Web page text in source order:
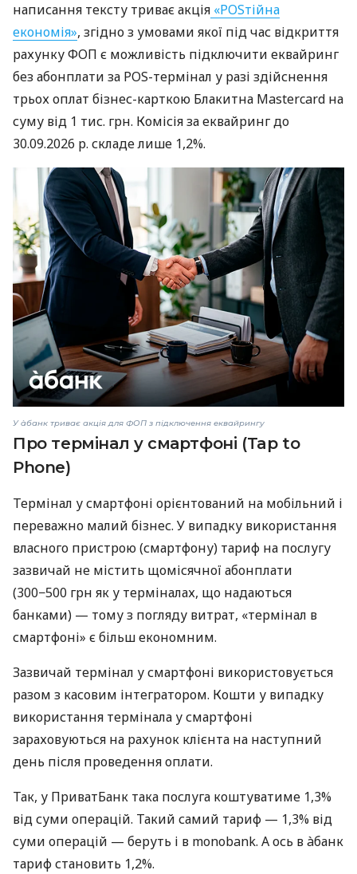
написання тексту триває акція «POSтійна
економія», згідно з умовами якої під час відкриття
рахунку ФОП є можливість підключити еквайринг
без абонплати за POS-термінал у разі здійснення
трьох оплат бізнес-карткою Блакитна Mastercard на
суму від 1 тис. грн. Комісія за еквайринг до
30.09.2026 р. складе лише 1,2%.
У àбанк триває акція для ФОП з підключення еквайрингу
Про термінал у смартфоні (Tap to
Phone)
Термінал у смартфоні орієнтований на мобільний і
переважно малий бізнес. У випадку використання
власного пристрою (смартфону) тариф на послугу
зазвичай не містить щомісячної абонплати
(300−500 грн як у терміналах, що надаються
банками) — тому з погляду витрат, «термінал в
смартфоні» є більш економним.
Зазвичай термінал у смартфоні використовується
разом з касовим інтегратором. Кошти у випадку
використання термінала у смартфоні
зараховуються на рахунок клієнта на наступний
день після проведення оплати.
Так, у ПриватБанк така послуга коштуватиме 1,3%
від суми операцій. Такий самий тариф — 1,3% від
суми операцій — беруть і в monobank. А ось в àбанк
тариф становить 1,2%.